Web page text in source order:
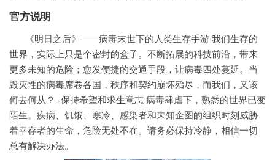
官方说明
《明日之后》——病毒末世下的人类生存手游 我们生存的
世界，实际上只是个密封的盒子。不断拓展的科技前沿，带来
更多未知的危险；愈发便捷的交通手段，让病毒四处蔓延。当
毁灭性的病毒席卷各国，秩序和契约崩坏殆尽，而我们，又该
何去何从？ -保持希望和求生意志 病毒肆虐下，熟悉的世界已变
陌生。疾病、饥饿、寒冷、感染者和未知企图的组织时刻威胁
着幸存者的生命，危险无处不在。请务必保持冷静，相信一切
总有解决办法。